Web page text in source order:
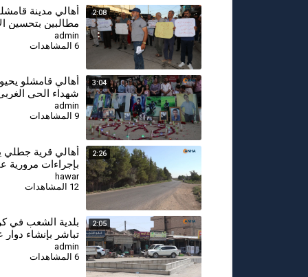
2:08
أهالي مدينة
مطالبين بتحسين
المعيشية والخدمية
admin
6 المشاهدات
3:04
⁣أهالي قامشلو
شهداء الحي
admin
9 المشاهدات
2:26
أهالي قرية جطلي
بإجراءات مرورية
تكرار الحوادث
hawar
12 المشاهدات
2:05
بلدية الشعب في
تباشر بإنشاء
الغربي
admin
6 المشاهدات